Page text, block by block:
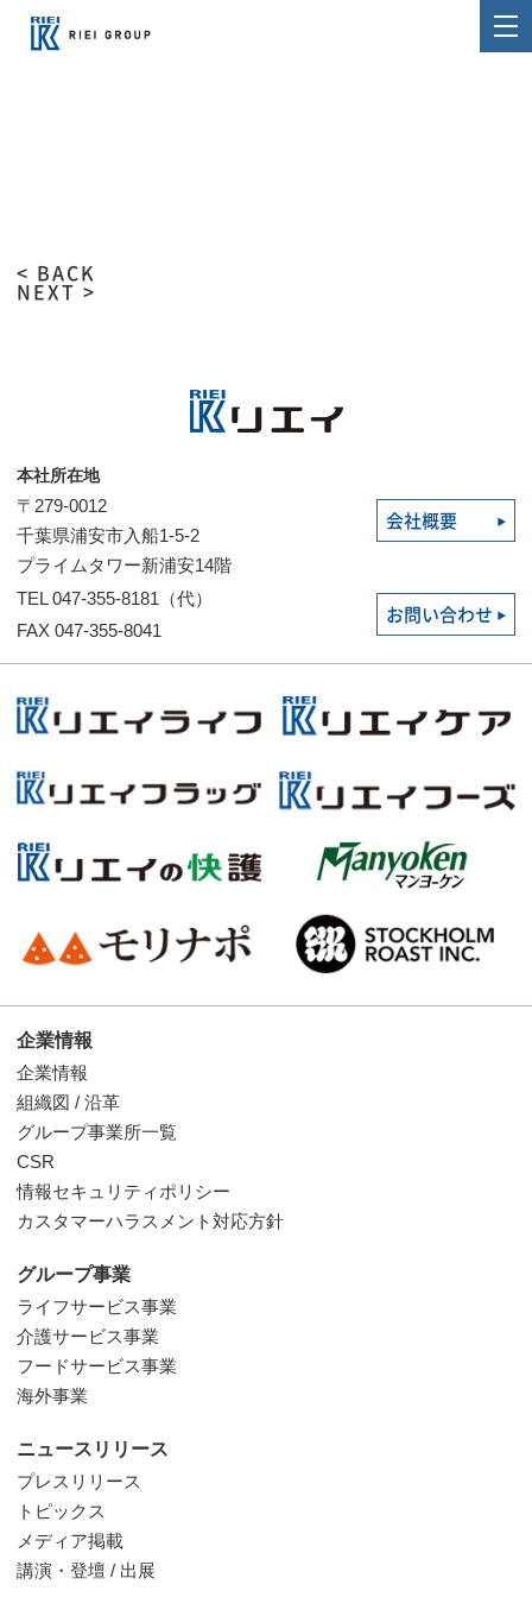
< BACK
NEXT >
本社所在地
〒279-0012
千葉県浦安市入船1-5-2
プライムタワー新浦安14階
会社概要
TEL 047-355-8181（代）
FAX 047-355-8041
お問い合わせ
企業情報
企業情報
組織図 / 沿革
グループ事業所一覧
CSR
情報セキュリティポリシー
カスタマーハラスメント対応方針
グループ事業
ライフサービス事業
介護サービス事業
フードサービス事業
海外事業
ニュースリリース
プレスリリース
トピックス
メディア掲載
講演・登壇 / 出展